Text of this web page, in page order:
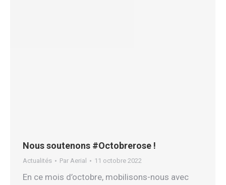
Nous soutenons #Octobrerose !
Actualités Par Aerial 11 octobre 2022
En ce mois d’octobre, mobilisons-nous avec